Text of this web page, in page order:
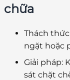
chữa
Thách
ngặt hoặc
Giải pháp:
sát chặt